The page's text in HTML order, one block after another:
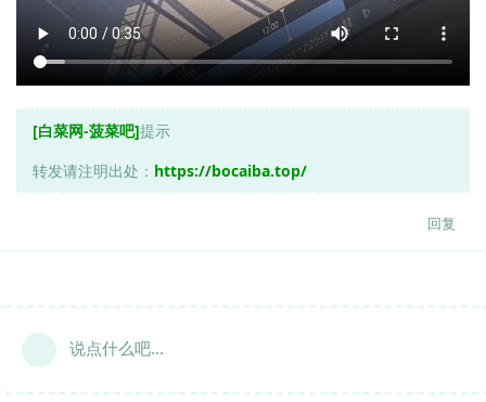
[白菜网-菠菜吧]提示
转发请注明出处： https://bocaiba.top/
回复
说点什么吧...